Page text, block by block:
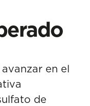
en el
de